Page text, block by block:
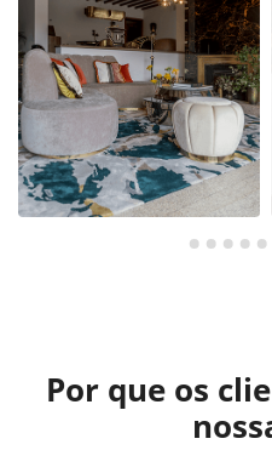
Por que os